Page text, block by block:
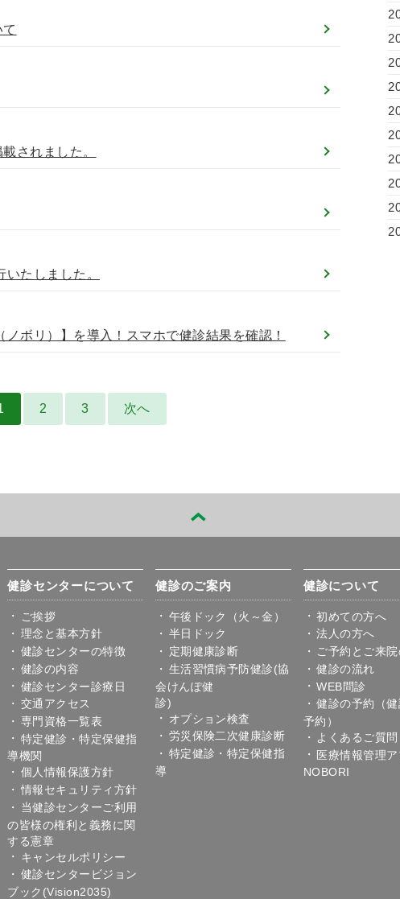
されました。
たしました。
ノボリ）】を導入！スマホで健診結果を確認！
2 3 次へ
健診センターについて
ご挨拶
理念と基本方針
健診センターの特徴
健診の内容
健診センター診療日
交通アクセス
専門資格一覧表
特定健診・特定保健指
導機関
個人情報保護方針
情報セキュリティ方針
当健診センターご利用
の皆様の権利と義務に関
する憲章
キャンセルポリシー
健診センタービジョン
ブック(Vision2035)
健診のご案内
午後ドック（火～金）
半日ドック
定期健康診断
生活習慣病予防健診(協
会けんぽ健
オプション検査
労災保険二次健康診断
特定健診・特定保健指
導
健診について
初めての方へ
法人の方へ
ご予約とご来
健診の流れ
WEB問診
健診の予約（
予約）
よくあるご質問
医療情報管理ア
NOBORI